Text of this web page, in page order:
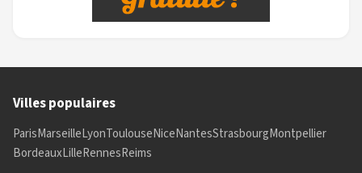
Villes populaires
ParisMarseilleLyonToulouseNiceNantesStrasbourgMontpellier
BordeauxLilleRennesReims